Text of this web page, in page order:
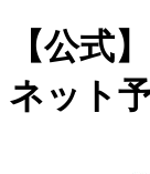
【公式
ネット